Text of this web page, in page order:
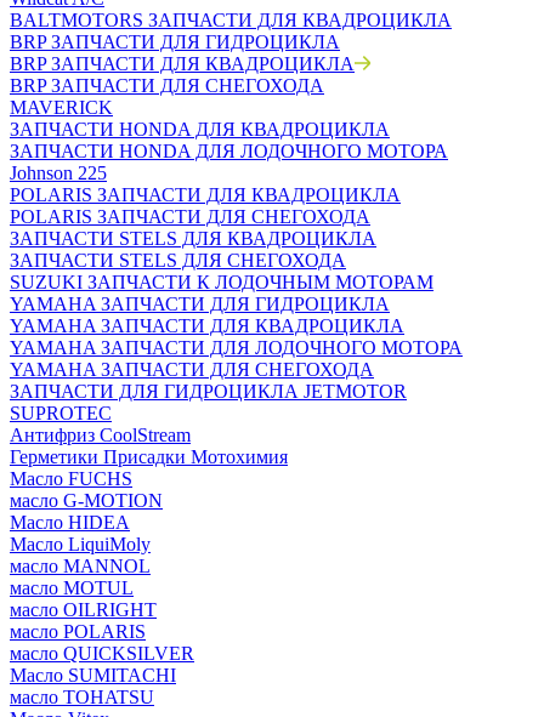
BALTMOTORS ЗАПЧАСТИ ДЛЯ КВАДРОЦИКЛА
BRP ЗАПЧАСТИ ДЛЯ ГИДРОЦИКЛА
BRP ЗАПЧАСТИ ДЛЯ КВАДРОЦИКЛА
BRP ЗАПЧАСТИ ДЛЯ СНЕГОХОДА
MAVERICK
ЗАПЧАСТИ HONDA ДЛЯ КВАДРОЦИКЛА
ЗАПЧАСТИ HONDA ДЛЯ ЛОДОЧНОГО МОТОРА
Johnson 225
POLARIS ЗАПЧАСТИ ДЛЯ КВАДРОЦИКЛА
POLARIS ЗАПЧАСТИ ДЛЯ СНЕГОХОДА
ЗАПЧАСТИ STELS ДЛЯ КВАДРОЦИКЛА
ЗАПЧАСТИ STELS ДЛЯ СНЕГОХОДА
SUZUKI ЗАПЧАСТИ К ЛОДОЧНЫМ МОТОРАМ
YAMAHA ЗАПЧАСТИ ДЛЯ ГИДРОЦИКЛА
YAMAHA ЗАПЧАСТИ ДЛЯ КВАДРОЦИКЛА
YAMAHA ЗАПЧАСТИ ДЛЯ ЛОДОЧНОГО МОТОРА
YAMAHA ЗАПЧАСТИ ДЛЯ СНЕГОХОДА
ЗАПЧАСТИ ДЛЯ ГИДРОЦИКЛА JETMOTOR
SUPROTEC
Антифриз CoolStream
Герметики Присадки Мотохимия
Масло FUCHS
масло G-MOTION
Масло HIDEA
Масло LiquiMoly
масло MANNOL
масло MOTUL
масло OILRIGHT
масло POLARIS
масло QUICKSILVER
Масло SUMITACHI
масло TOHATSU